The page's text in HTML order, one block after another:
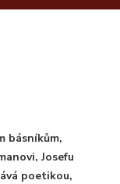
básníkům,
Josefu
poetikou,